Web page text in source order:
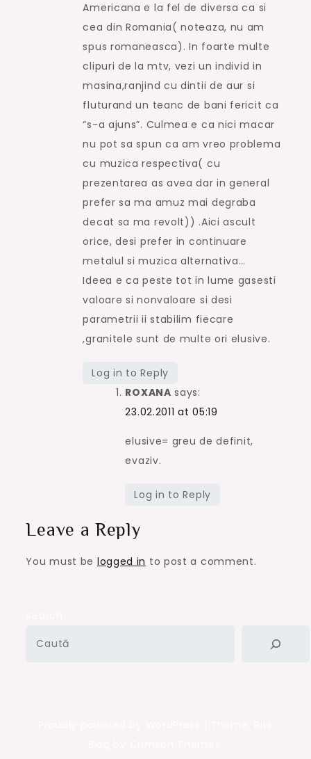
Americana e la fel de diversa ca si
cea din Romania( noteaza, nu am
spus romaneasca). In foarte multe
clipuri de la mtv, vezi un individ in
masina,ranjind cu dintii de aur si
fluturand un teanc de bani fericit ca
“s-a ajuns”. Culmea e ca nici macar
nu pot sa spun ca am vreo problema
cu muzica respectiva( cu
prezentarea as avea dar in general
prefer sa ma amuz mai degraba
decat sa ma revolt)) .Aici ascult
orice, desi prefer in continuare
metalul si muzica alternativa…
Ideea e ca peste tot in lume gasesti
valoare si nonvaloare si desi
parametrii ii stabilim fiecare
,granitele sunt de multe ori elusive.
Log in to Reply
ROXANA says:
23.02.2011 at 05:19
elusive= greu de definit,
evaziv.
Log in to Reply
Leave a Reply
You must be logged in to post a comment.